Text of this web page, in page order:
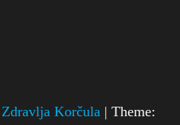
Korčula | Theme: